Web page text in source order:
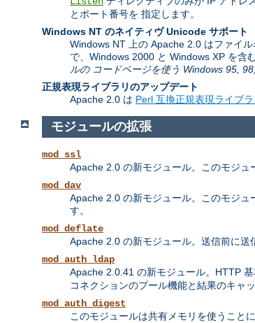
とポート番号を 指定します。
Windows NT のネイティヴ Unicode サポート
Windows NT 上の Apache 2.0 はファイ
で、Windows 2000 と Windows XP を含
ルの コードページを使う Windows 95,
正規表現ライブラリのアップデート
Apache 2.0 は Perl 互換正規表現ライブ
モジュールの拡張
mod_ssl
Apache 2.0 の新モジュール。このモジュ
mod_dav
Apache 2.0 の新モジュール。このモジ
す。
mod_deflate
Apache 2.0 の新モジュール。送信前に送
mod_auth_ldap
Apache 2.0.41 の新モジュール。HTTP
コネクションのプール機能と結果のキャ
mod_auth_digest
このモジュールは共有メモリを使うこと